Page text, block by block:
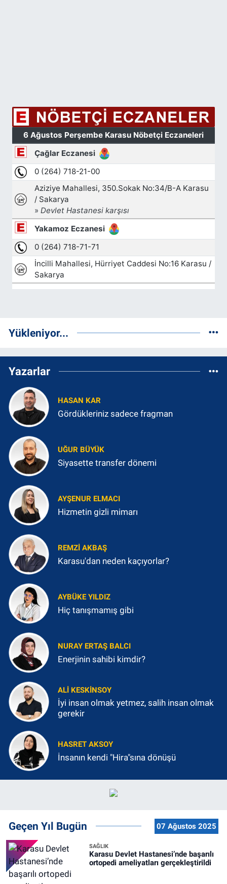
Yükleniyor...
Yazarlar
HASAN KAR
Gördükleriniz sadece fragman
UĞUR BÜYÜK
Siyasette transfer dönemi
AYŞENUR ELMACI
Hizmetin gizli mimarı
REMZI AKBAŞ
Karasu'dan neden kaçıyorlar?
AYBÜKE YILDIZ
Hiç tanışmamış gibi
NURAY ERTAŞ BALCI
Enerjinin sahibi kimdir?
ALI KESKINSOY
İyi insan olmak yetmez, salih insan olmak
gerekir
HASRET AKSOY
İnsanın kendi "Hira"sına dönüşü
Geçen Yıl Bugün 07 Ağustos 2025
SAĞLIK
Karasu Devlet Hastanesi’nde başarılı
ortopedi ameliyatları gerçekleştirildi